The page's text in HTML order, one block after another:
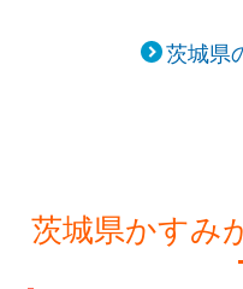
茨城県
茨城県かすみ